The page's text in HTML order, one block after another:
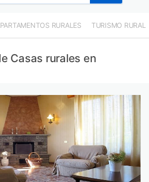
RURALES TURISMO RURAL
Casas rurales en